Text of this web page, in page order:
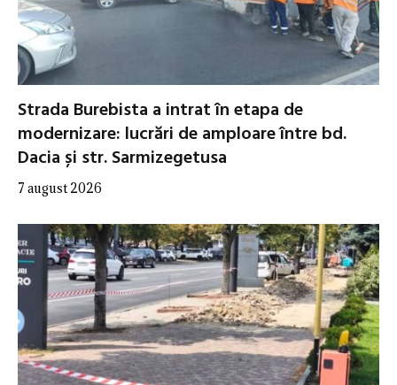
Strada Burebista a intrat în etapa de
modernizare: lucrări de amploare între bd.
Dacia și str. Sarmizegetusa
7 august 2026